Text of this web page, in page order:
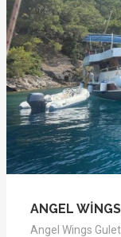
ANGEL WİNGS
Angel Wings